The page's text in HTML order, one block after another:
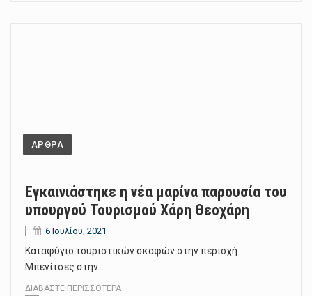
ΑΡΘΡΑ
Εγκαινιάστηκε η νέα μαρίνα παρουσία του
υπουργού Τουρισμού Χάρη Θεοχάρη
6 Ιουλίου, 2021
Καταφύγιο τουριστικών σκαφών στην περιοχή
Μπενίτσες στην…
ΔΙΑΒΆΣΤΕ ΠΕΡΙΣΣΌΤΕΡΑ